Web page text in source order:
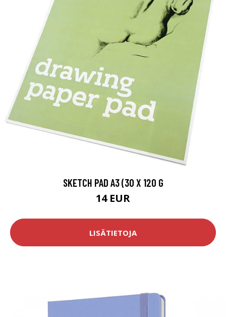
SKETCH PAD A3 (30 X 120 G
14 EUR
LISÄTIETOJA